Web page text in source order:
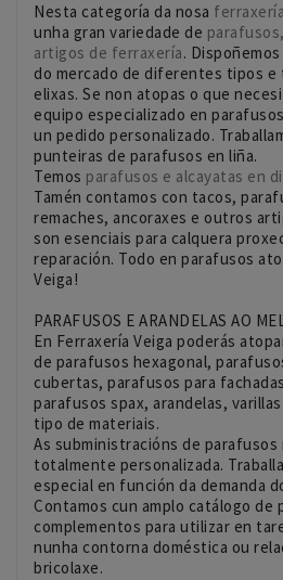
Nesta categoría da nosa
unha gran variedade de
artigos de ferraxería.
do mercado de diferentes tipos e
elixas. Se non atopas o que
equipo especializado en
un pedido personalizado.
punteiras de parafusos en liña.
Temos parafusos e alcayatas en
Tamén contamos con tacos,
remaches, ancoraxes e outros
son esenciais para calquera
reparación. Todo en parafusos
Veiga!
PARAFUSOS E ARANDELAS AO
En Ferraxería Veiga poderás
de parafusos hexagonal,
cubertas, parafusos para
parafusos spax, arandelas,
tipo de materiais.
As subministracións de parafusos
totalmente personalizada.
especial en función da demanda
Contamos cun amplo catálogo de
complementos para utilizar en
nunha contorna doméstica ou
bricolaxe.